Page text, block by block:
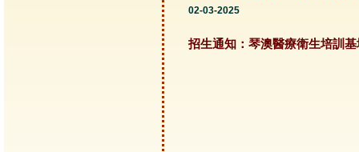
02-03-2025
招生通知：琴澳醫療衛生培訓